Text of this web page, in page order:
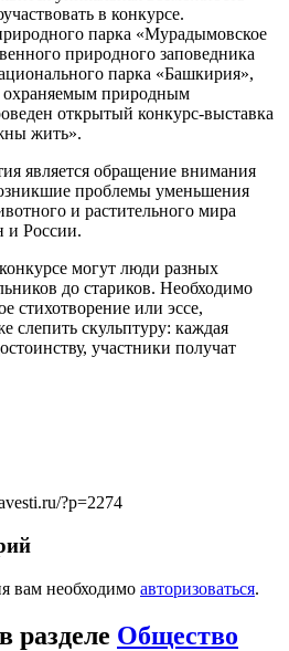
в конкурсе.
парка «Мурадымовское
природного заповедника
парка «Башкирия»,
природным
открытый конкурс-выставка
жить».
является обращение внимания
проблемы уменьшения
и растительного мира
и России.
могут люди разных
до стариков. Необходимо
стихотворение или эссе,
слепить скульптуру: каждая
участники получат
?p=2274
вам необходимо авторизоваться.
разделе Общество